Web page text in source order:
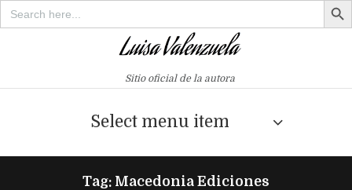
Search
for:
Sitio oficial de la autora
Select menu item
Tag: Macedonia Ediciones